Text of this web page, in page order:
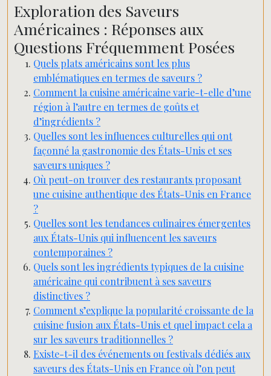
Exploration des Saveurs
Américaines : Réponses aux
Questions Fréquemment Posées
Quels plats américains sont les plus
emblématiques en termes de saveurs ?
Comment la cuisine américaine varie-t-elle d’une
région à l’autre en termes de goûts et
d’ingrédients ?
Quelles sont les influences culturelles qui ont
façonné la gastronomie des États-Unis et ses
saveurs uniques ?
Où peut-on trouver des restaurants proposant
une cuisine authentique des États-Unis en France
?
Quelles sont les tendances culinaires émergentes
aux États-Unis qui influencent les saveurs
contemporaines ?
Quels sont les ingrédients typiques de la cuisine
américaine qui contribuent à ses saveurs
distinctives ?
Comment s’explique la popularité croissante de la
cuisine fusion aux États-Unis et quel impact cela a
sur les saveurs traditionnelles ?
Existe-t-il des événements ou festivals dédiés aux
saveurs des États-Unis en France où l’on peut